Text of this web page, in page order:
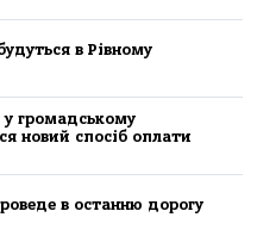
в Рівному
у громадському
новий спосіб оплати
в останню дорогу